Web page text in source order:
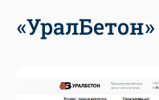
«УралБетон»